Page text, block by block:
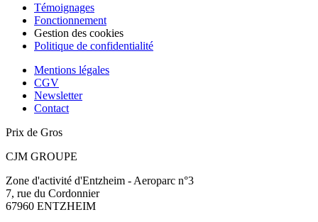
Témoignages
Fonctionnement
Gestion des cookies
Politique de confidentialité
Mentions légales
CGV
Newsletter
Contact
Prix de Gros
CJM GROUPE
Zone d'activité d'Entzheim - Aeroparc n°3
7, rue du Cordonnier
67960 ENTZHEIM